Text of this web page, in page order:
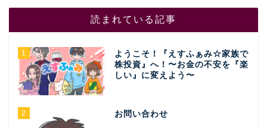
読まれている記事
1
ようこそ！『えすふぁみ☆家族で
株投資』へ！〜お金の不安を『楽
しい』に変えよう〜
2 お問い合わせ